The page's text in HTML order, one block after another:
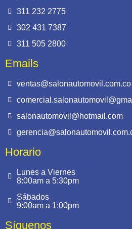
311 232 2775
302 431 7387
311 505 2800
Emails
ventas@salonautomovil.com.co
salonautomovil@hotmail.com
Horario
Lunes a Viernes
8:00am a 5:30pm
Sábados
9:00am a 1:00pm
Síguenos